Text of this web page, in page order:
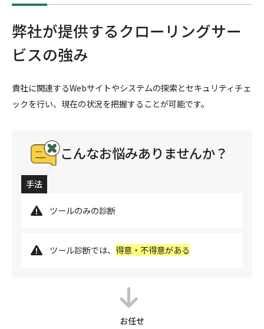
弊社が提供するクローリングサー
ビスの強み
貴社に関連するWebサイトやシステムの探索とセキュリティチェ
ックを行い、現在の状況を把握することが可能です。
こんなお悩みありませんか？
手法
ツールのみの診断
ツール診断では、 得意・不得意がある
お任せ